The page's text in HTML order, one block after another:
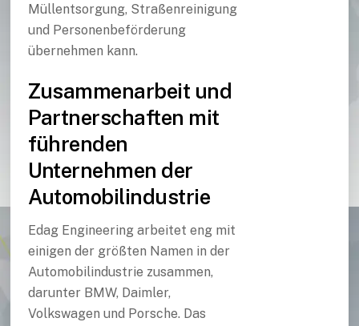
Müllentsorgung, Straßenreinigung
und Personenbeförderung
übernehmen kann.
Zusammenarbeit und
Partnerschaften mit
führenden
Unternehmen der
Automobilindustrie
Edag Engineering arbeitet eng mit
einigen der größten Namen in der
Automobilindustrie zusammen,
darunter BMW, Daimler,
Volkswagen und Porsche. Das